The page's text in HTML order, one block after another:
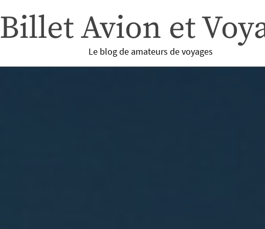
Billet Avion et
Le blog de amateurs de voyages